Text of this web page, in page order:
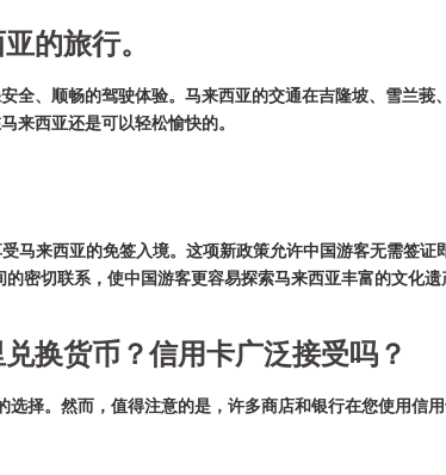
的旅行。
全、顺畅的驾驶体验。马来西亚的交通在吉隆坡、雪兰莪
来西亚还是可以轻松愉快的。
来西亚的免签入境。这项新政策允许中国游客无需签证
切联系，使中国游客更容易探索马来西亚丰富的文化遗
换货币？信用卡广泛接受吗？
。然而，值得注意的是，许多商店和银行在您使用信